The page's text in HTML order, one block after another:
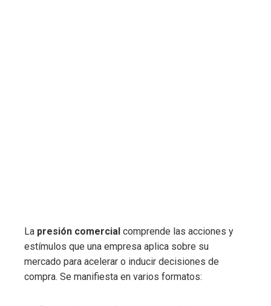
La presión comercial comprende las acciones y
estímulos que una empresa aplica sobre su
mercado para acelerar o inducir decisiones de
compra. Se manifiesta en varios formatos: